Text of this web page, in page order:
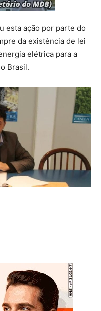
esta ação por parte do
da existência de lei
elétrica para a
Brasil.